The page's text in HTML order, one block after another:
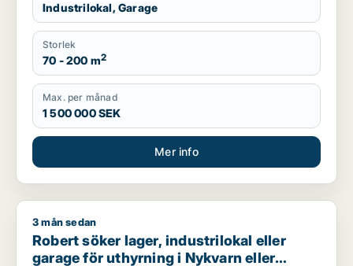
Industrilokal, Garage
Storlek
70 - 200 m2
Max. per månad
1 500 000 SEK
Mer info
Robert söker lager, industrilokal eller garage för uthyrning i
3 mån sedan
Robert söker lager, industrilokal eller
garage för uthyrning i Nykvarn eller